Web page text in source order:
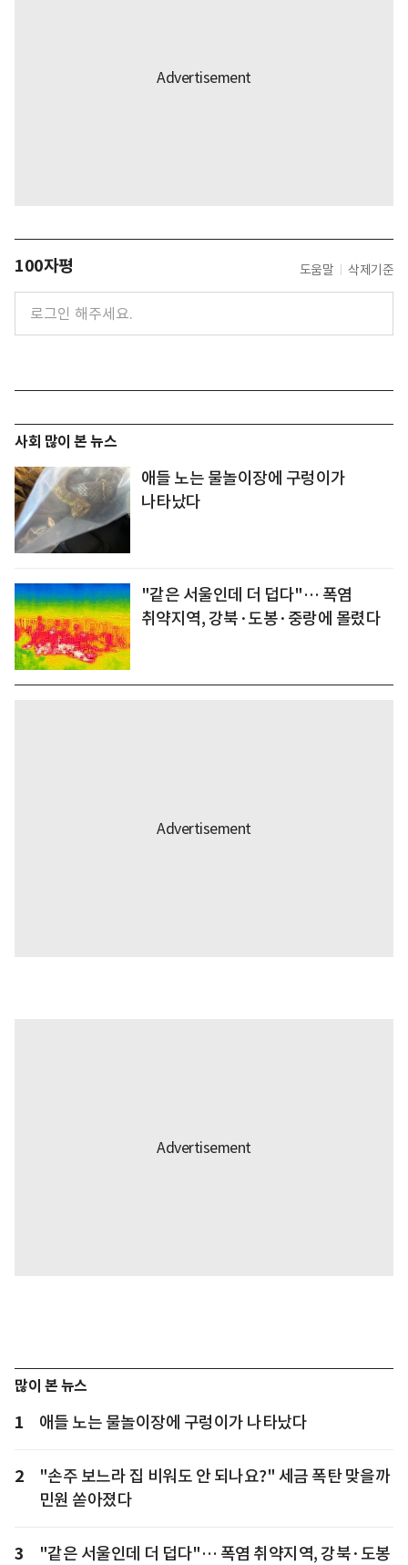
100자평 도움말 삭제기준
사회 많이 본 뉴스
애들 노는 물놀이장에 구렁이가
나타났다
"같은 서울인데 더 덥다"… 폭염
취약지역, 강북·도봉·중랑에 몰렸다
많이 본 뉴스
1 애들 노는 물놀이장에 구렁이가 나타났다
2
"손주 보느라 집 비워도 안 되나요?" 세금 폭탄 맞을까
민원 쏟아졌다
3
"같은 서울인데 더 덥다"… 폭염 취약지역, 강북·도봉